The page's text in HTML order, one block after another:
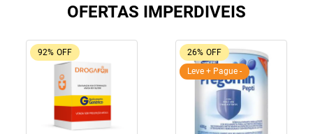
OFERTAS IMPERDIVEIS
92% OFF 26% OFF
Leve + Pague -